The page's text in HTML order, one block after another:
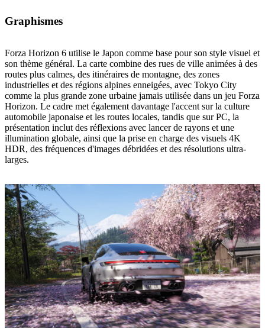
Graphismes
Forza Horizon 6 utilise le Japon comme base pour son style visuel et
son thème général. La carte combine des rues de ville animées à des
routes plus calmes, des itinéraires de montagne, des zones
industrielles et des régions alpines enneigées, avec Tokyo City
comme la plus grande zone urbaine jamais utilisée dans un jeu Forza
Horizon. Le cadre met également davantage l'accent sur la culture
automobile japonaise et les routes locales, tandis que sur PC, la
présentation inclut des réflexions avec lancer de rayons et une
illumination globale, ainsi que la prise en charge des visuels 4K
HDR, des fréquences d'images débridées et des résolutions ultra-
larges.